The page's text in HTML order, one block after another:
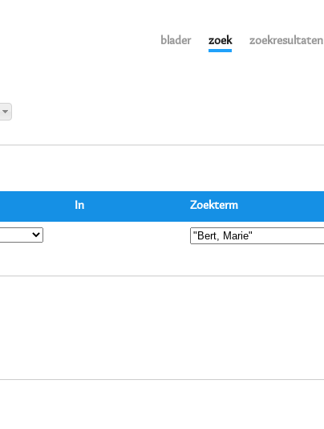
blader zoek zoekresultaten
In Zoekterm